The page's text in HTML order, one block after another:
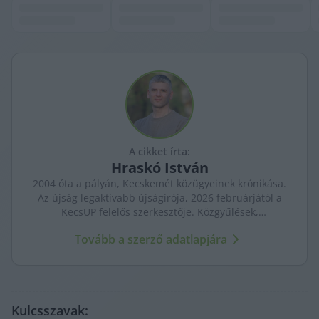
A cikket írta:
Hraskó István
2004 óta a pályán, Kecskemét közügyeinek krónikása.
Az újság legaktívabb újságírója, 2026 februárjától a
KecsUP felelős szerkesztője. Közgyűlések,
arca és a háttérben élők történetei egyszerre jelennek
Tovább a szerző adatlapjára
Kulcsszavak: